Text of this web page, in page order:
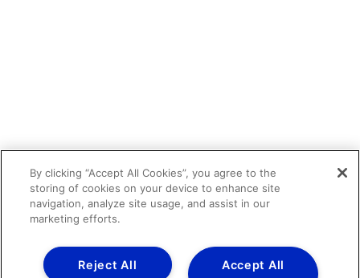
By clicking “Accept All Cookies”, you agree to the
storing of cookies on your device to enhance site
navigation, analyze site usage, and assist in our
marketing efforts.
Accept All
Reject All